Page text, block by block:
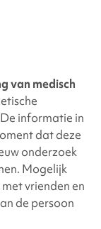
van medisch
informatie in
dat deze
onderzoek
Mogelijk
vrienden en
de persoon